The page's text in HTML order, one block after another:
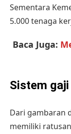
Sementara
5.000 tenaga
Baca Juga:
Sistem
Dari gambaran
memiliki